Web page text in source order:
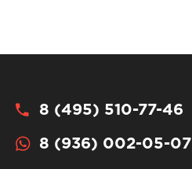
8 (495) 510-77-46
8 (936) 002-05-07